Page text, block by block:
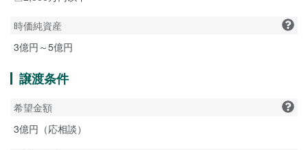
時価純資産
3億円～5億円
譲渡条件
希望金額
3億円（応相談）